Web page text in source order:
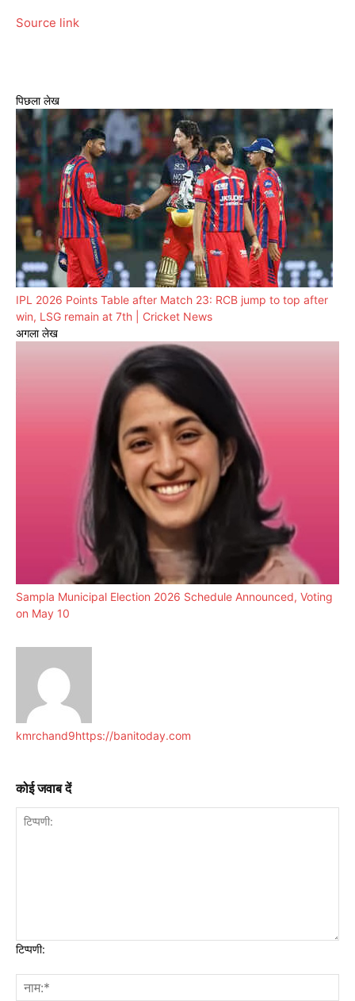
Source link
पिछला लेख
IPL 2026 Points Table after Match 23: RCB jump to top after
win, LSG remain at 7th | Cricket News
अगला लेख
Sampla Municipal Election 2026 Schedule Announced, Voting
on May 10
kmrchand9https://banitoday.com
कोई जवाब दें
टिप्पणी: